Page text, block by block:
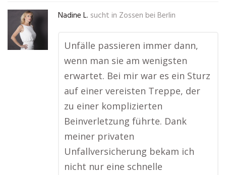
Nadine L. sucht in Zossen bei Berlin
Unfälle passieren immer dann,
wenn man sie am wenigsten
erwartet. Bei mir war es ein Sturz
auf einer vereisten Treppe, der
zu einer komplizierten
Beinverletzung führte. Dank
meiner privaten
Unfallversicherung bekam ich
nicht nur eine schnelle